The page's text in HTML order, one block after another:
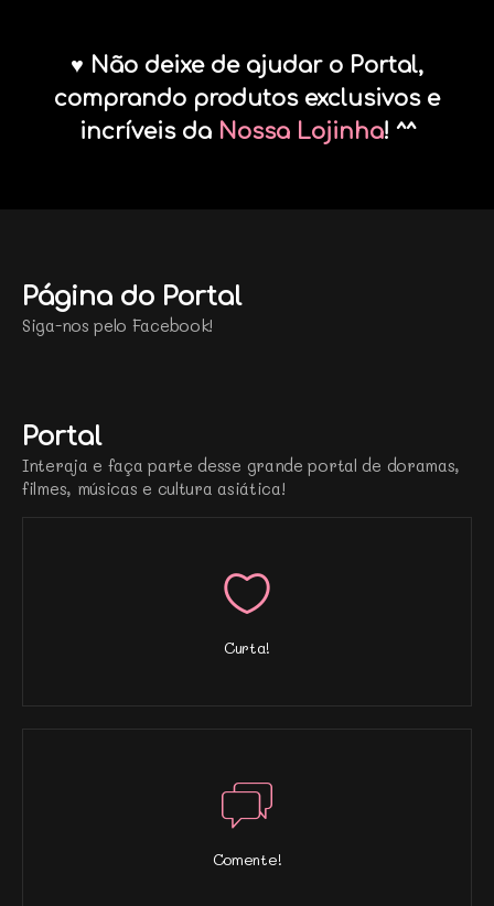
♥ Não deixe de ajudar o Portal,
comprando produtos exclusivos e
incríveis da Nossa Lojinha! ^^
Página do Portal
Siga-nos pelo Facebook!
Portal
Interaja e faça parte desse grande portal de doramas,
filmes, músicas e cultura asiática!
Curta!
Comente!